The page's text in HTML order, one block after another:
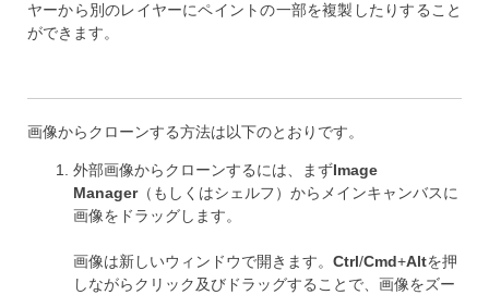
ヤーから別のレイヤーにペイントの一部を複製したりすること
ができます。
画像からクローンする方法は以下のとおりです。
外部画像からクローンするには、まずImage
Manager（もしくはシェルフ）からメインキャンバスに
画像をドラッグします。
画像は新しいウィンドウで開きます。 Ctrl/Cmd+Altを押
しながらクリック及びドラッグすることで、画像をズー